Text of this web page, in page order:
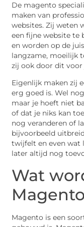
De magento
maken van
websites. Zij weten
een fijne website te
en worden op de
langzame, moeilijk
zij ook door dit voor
Eigenlijk maken zij
erg goed is. Wel
maar je hoeft niet
of dat je niks kan
nog veranderen of
bijvoorbeeld
twijfelt en even wat
later altijd nog
Wat
Magento is een